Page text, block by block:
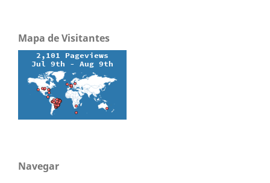
Mapa de Visitantes
Navegar